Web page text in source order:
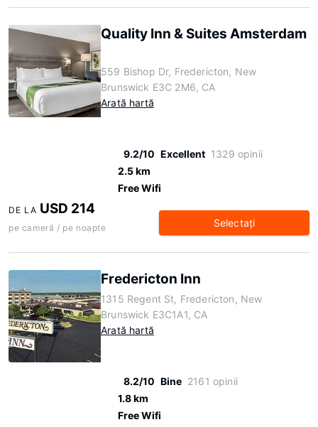
Quality Inn & Suites Amsterdam
559 Bishop Dr, Fredericton, New
Brunswick E3C 2M6, CA
Arată hartă
9.2/10 Excellent 1329 opinii
2.5 km
Free Wifi
DE LA USD 214
pe cameră / pe noapte Selectaţi
Fredericton Inn
1315 Regent St, Fredericton, New
Brunswick E3C1A1, CA
Arată hartă
8.2/10 Bine 2161 opinii
1.8 km
Free Wifi